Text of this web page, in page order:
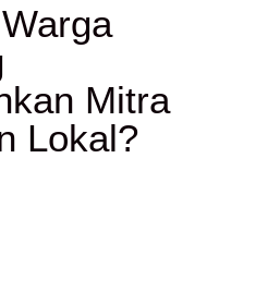
Mitra
Lokal?